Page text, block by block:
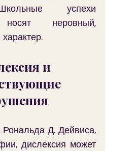
успехи
носят неровный,
и
Рональда Д. Дейвиса,
дислексия может